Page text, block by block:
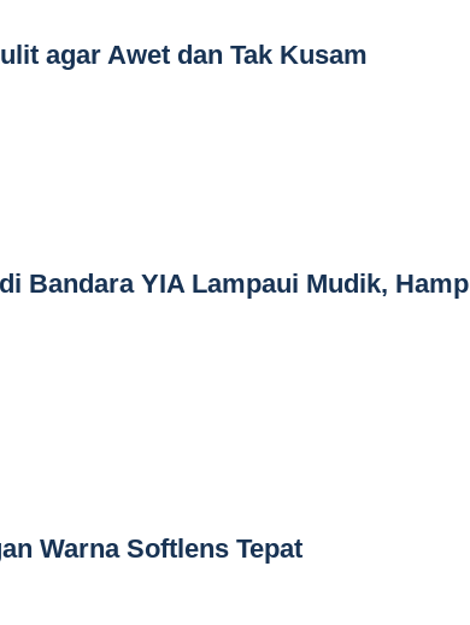
agar Awet dan Tak Kusam
Bandara YIA Lampaui Mudik,
Warna Softlens Tepat